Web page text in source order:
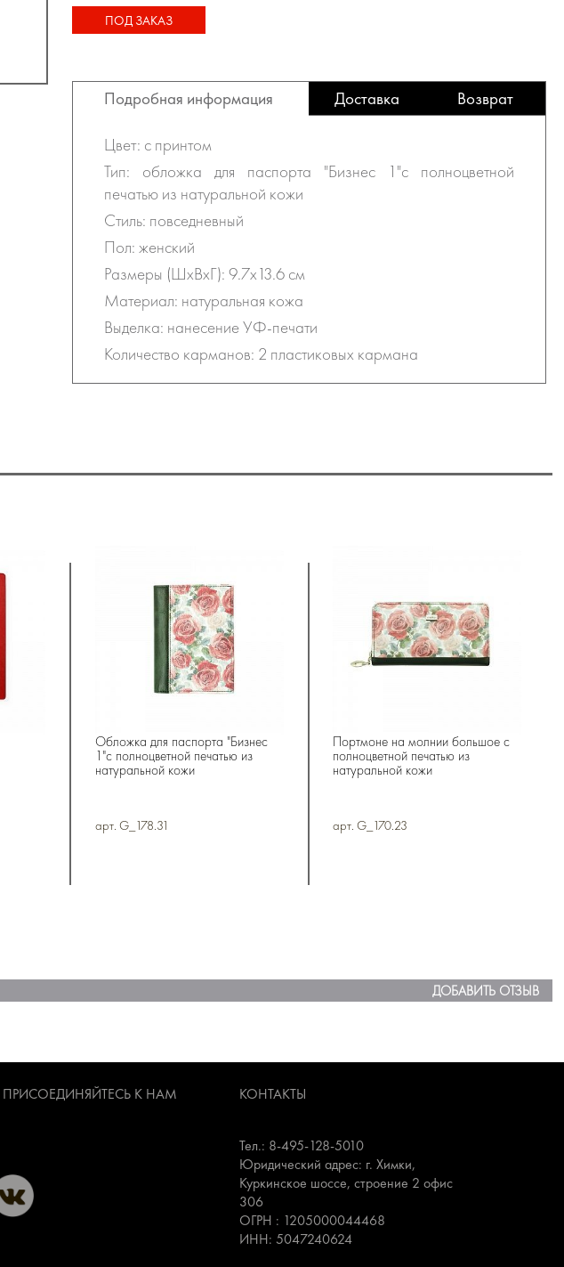
ПОД ЗАКАЗ
Подробная информация Доставка Возврат
Цвет: с принтом
Тип: обложка для паспорта "Бизнес 1"с полноцветной
печатью из натуральной кожи
Стиль: повседневный
Пол: женский
Размеры (ШхВхГ): 9.7х13.6 см
Материал: натуральная кожа
Выделка: нанесение УФ-печати
Количество карманов: 2 пластиковых кармана
Обложка для паспорта "Бизнес
1"с полноцветной печатью из
натуральной кожи
арт. G_178.31
Портмоне на молнии большое с
полноцветной печатью из
натуральной кожи
арт. G_170.23
ДОБАВИТЬ ОТЗЫВ
ПРИСОЕДИНЯЙТЕСЬ К НАМ КОНТАКТЫ
Тел.: 8-495-128-5010
Юридический адрес: г. Химки,
Куркинское шоссе, строение 2 офис
306
ОГРН : 1205000044468
ИНН: 5047240624